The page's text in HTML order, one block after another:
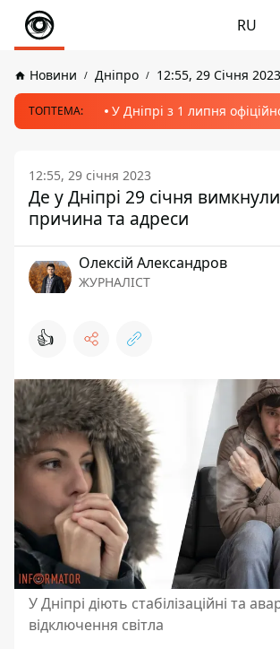
RU
Новини Дніпро 12:55, 29 Січня 2023
ТОПТЕМА: У Дніпрі з 1 липня
12:55, 29 січня 2023
Де у Дніпрі 29 січня
причина та адреси
Олексій Александров
ЖУРНАЛІСТ
👍
У Дніпрі діють стабілізаційні та
відключення світла